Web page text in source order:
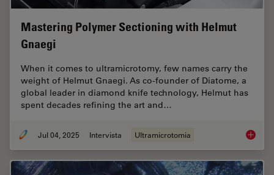
Mastering Polymer Sectioning with Helmut
Gnaegi
When it comes to ultramicrotomy, few names carry the
weight of Helmut Gnaegi. As co-founder of Diatome, a
global leader in diamond knife technology, Helmut has
spent decades refining the art and…
Jul 04, 2025 Intervista Ultramicrotomia